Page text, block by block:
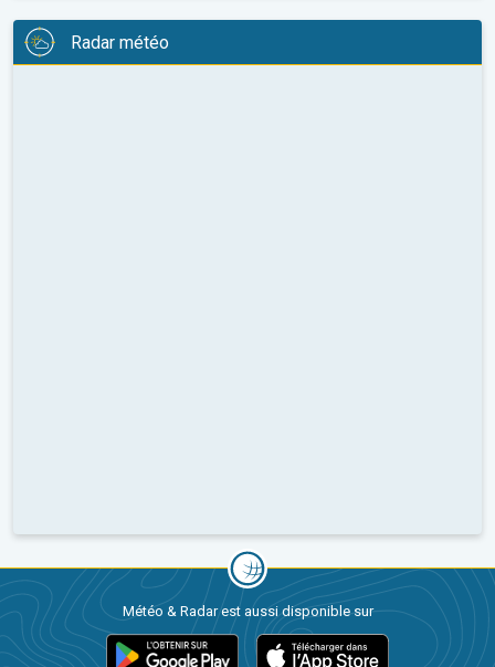
Radar météo
Météo & Radar est aussi disponible sur